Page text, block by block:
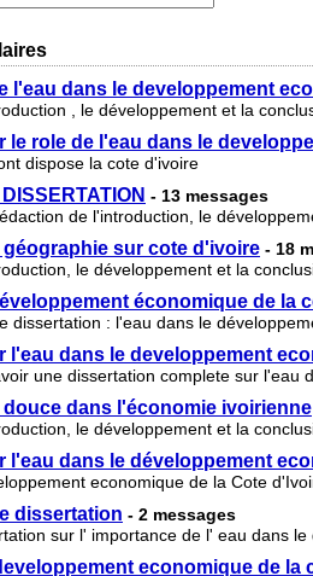
l'eau dans le developpement
, le développement et la
le role de l'eau dans le
dispose la cote d'ivoire
- 13 messages
de l'introduction, le
géographie sur cote d'ivoire - 18
le développement et la
économique de la
dissertation : l'eau dans le
l'eau dans le developpement
une dissertation complete sur l'eau
douce dans l'économie ivoirienne
le développement et la
l'eau dans le développement
economique de la Cote
dissertation - 2 messages
sur l' importance de l' eau dans
economique de la